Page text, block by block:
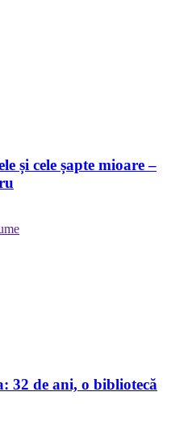
și cele șapte mioare –
32 de ani, o bibliotecă